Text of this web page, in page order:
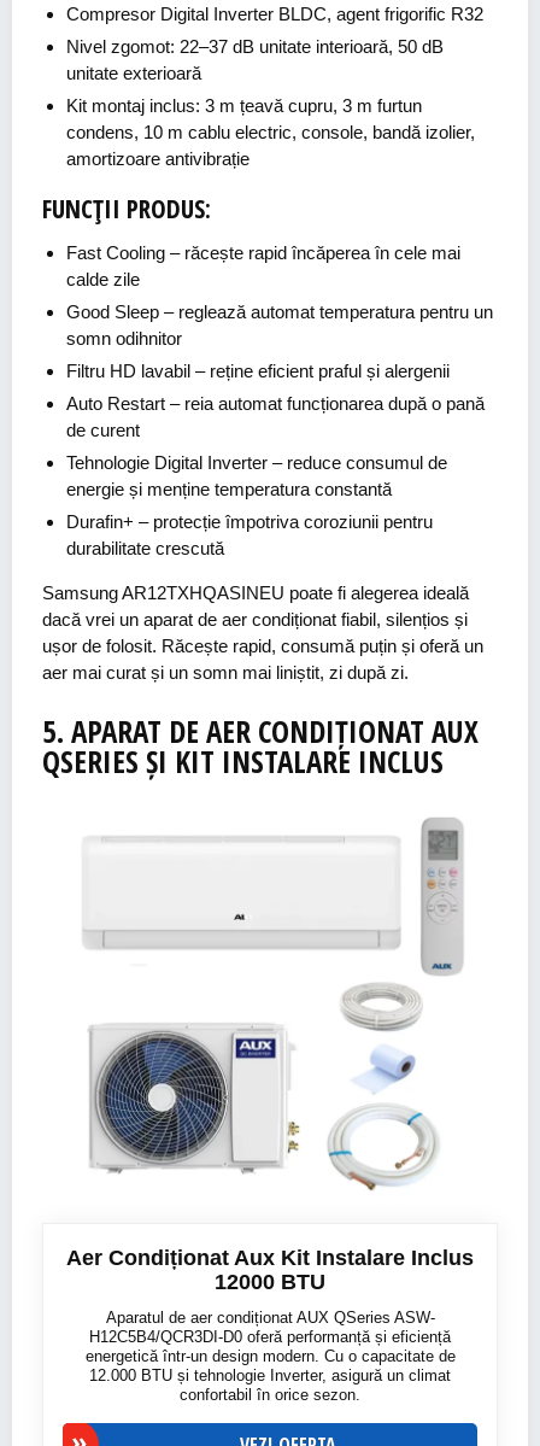
Compresor Digital Inverter BLDC, agent frigorific R32
Nivel zgomot: 22–37 dB unitate interioară, 50 dB
unitate exterioară
Kit montaj inclus: 3 m țeavă cupru, 3 m furtun
condens, 10 m cablu electric, console, bandă izolier,
amortizoare antivibrație
FUNCȚII PRODUS:
Fast Cooling – răcește rapid încăperea în cele mai
calde zile
Good Sleep – reglează automat temperatura pentru un
somn odihnitor
Filtru HD lavabil – reține eficient praful și alergenii
Auto Restart – reia automat funcționarea după o pană
de curent
Tehnologie Digital Inverter – reduce consumul de
energie și menține temperatura constantă
Durafin+ – protecție împotriva coroziunii pentru
durabilitate crescută
Samsung AR12TXHQASINEU poate fi alegerea ideală
dacă vrei un aparat de aer condiționat fiabil, silențios și
ușor de folosit. Răcește rapid, consumă puțin și oferă un
aer mai curat și un somn mai liniștit, zi după zi.
5. APARAT DE AER CONDIȚIONAT AUX
QSERIES ȘI KIT INSTALARE INCLUS
Aer Condiționat Aux Kit Instalare Inclus
12000 BTU
Aparatul de aer condiționat AUX QSeries ASW-
H12C5B4/QCR3DI-D0 oferă performanță și eficiență
energetică într-un design modern. Cu o capacitate de
12.000 BTU și tehnologie Inverter, asigură un climat
confortabil în orice sezon.